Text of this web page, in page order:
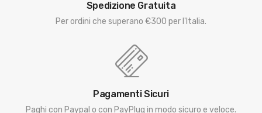
Spedizione Gratuita
Per ordini che superano €300 per l'Italia.
Pagamenti Sicuri
Paghi con Paypal o con PayPlug in modo sicuro e veloce.